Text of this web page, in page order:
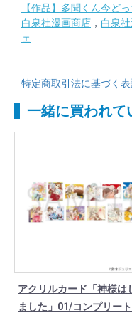
【作品】多聞くん今ど
白泉社漫画商店 ， 白泉
ェ
特定商取引法に基づく
一緒に買われて
アクリルカード「神様は
ました」01/コンプリー